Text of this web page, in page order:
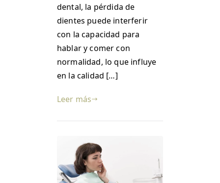
dental, la pérdida de
dientes puede interferir
con la capacidad para
hablar y comer con
normalidad, lo que influye
en la calidad […]
Leer más